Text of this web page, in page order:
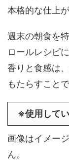
本格的な仕上
週末の朝食を
ロールレシピ
香りと食感は
もたらすこと
※使用して
画像はイメー
ん。